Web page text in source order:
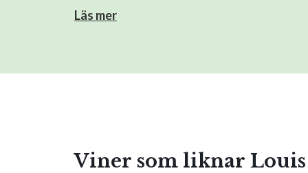
Läs mer
Viner som liknar